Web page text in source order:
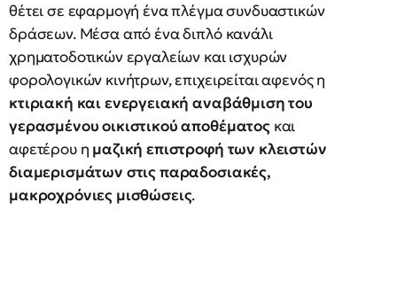
θέτει σε εφαρμογή ένα πλέγμα συνδυαστικών
δράσεων. Μέσα από ένα διπλό κανάλι
χρηματοδοτικών εργαλείων και ισχυρών
φορολογικών κινήτρων, επιχειρείται αφενός η
κτιριακή και ενεργειακή αναβάθμιση του
γερασμένου οικιστικού αποθέματοςκαι
αφετέρου η μαζική επιστροφή των κλειστών
διαμερισμάτων στις παραδοσιακές,
μακροχρόνιες μισθώσεις.